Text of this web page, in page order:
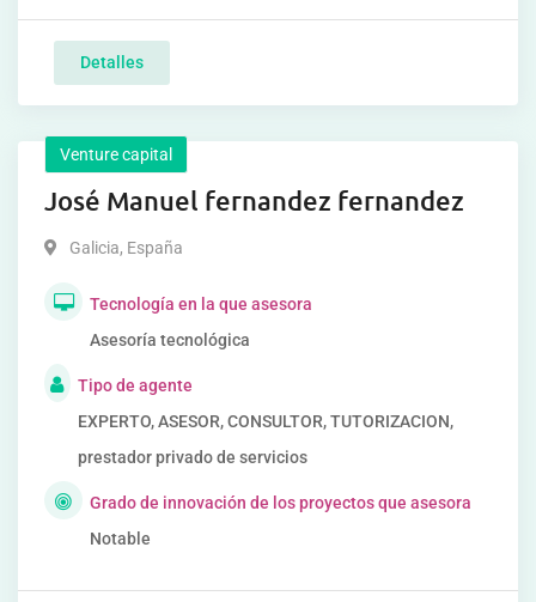
Detalles
Venture capital
José Manuel fernandez fernandez
Galicia, España
Tecnología en la que asesora
Asesoría tecnológica
Tipo de agente
EXPERTO, ASESOR, CONSULTOR, TUTORIZACION,
prestador privado de servicios
Grado de innovación de los proyectos que asesora
Notable